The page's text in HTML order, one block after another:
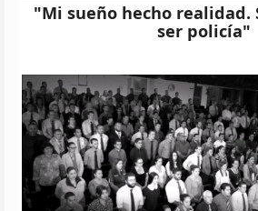
"Mi sueño hecho realidad.
ser policía"